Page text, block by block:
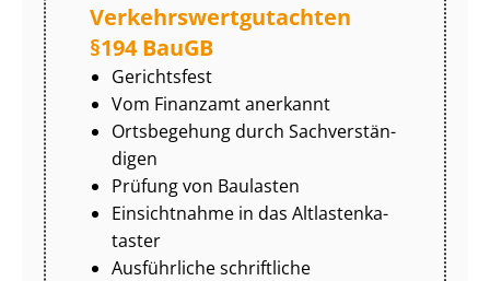
Ver­kehrs­wert­gut­ach­ten
§194 BauGB
Gerichtsfest
Vom Finanzamt anerkannt
Ortsbegehung durch Sach­ver­stän­
di­gen
Prüfung von Baulasten
Einsichtnahme in das Alt­las­ten­ka­
tas­ter
Ausführliche schriftliche